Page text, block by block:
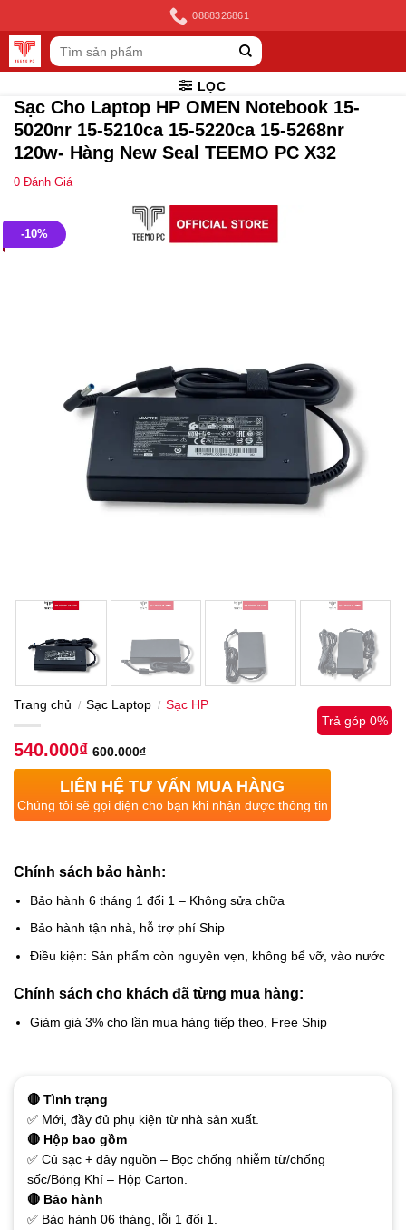
to
content
0888326861
Tìm
kiếm:
LỌC
Sạc Cho Laptop HP OMEN Notebook 15-
5020nr 15-5210ca 15-5220ca 15-5268nr
120w- Hàng New Seal TEEMO PC X32
0 Đánh Giá
-10%
Trang chủ / Sạc Laptop / Sạc HP
540.000₫ 600.000₫
Trả góp 0%
LIÊN HỆ TƯ VẤN MUA HÀNG
Chúng tôi sẽ gọi điện cho bạn khi nhận được thông tin
Chính sách bảo hành:
Bảo hành 6 tháng 1 đổi 1 – Không sửa chữa
Bảo hành tận nhà, hỗ trợ phí Ship
Điều kiện: Sản phẩm còn nguyên vẹn, không bể vỡ, vào nước
Chính sách cho khách đã từng mua hàng:
Giảm giá 3% cho lần mua hàng tiếp theo, Free Ship
🔴 Tình trạng
✅ Mới, đầy đủ phụ kiện từ nhà sản xuất.
🔴 Hộp bao gồm
✅ Củ sạc + dây nguồn – Bọc chống nhiễm từ/chống
sốc/Bóng Khí – Hộp Carton.
🔴 Bảo hành
✅ Bảo hành 06 tháng, lỗi 1 đổi 1.